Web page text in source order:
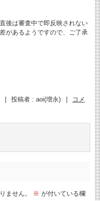
後は審査中で即反映されない
があるようですので、ご了承
投稿者 : aoi(増永)
コメ
ません。 ※ が付いている欄